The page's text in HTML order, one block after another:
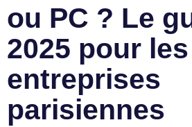
ou PC ? Le
2025 pour les
entreprises
parisiennes